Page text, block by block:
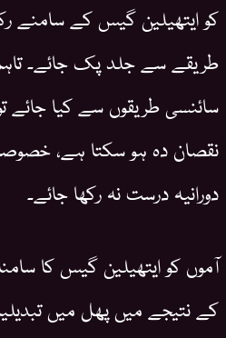
کو ایتھیلین گیس کے سامنے
طریقے سے جلد پک جائے۔
سائنسی طریقوں سے کیا
نقصان دہ ہو سکتا ہے،
دورانیہ درست نہ رکھا جائے۔
آموں کو ایتھیلین گیس کا
کے نتیجے میں پھل میں